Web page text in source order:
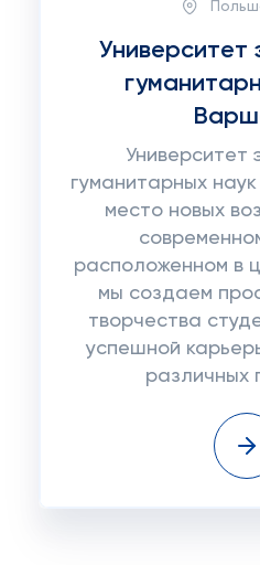
Университет
Университет
гуманитарных
место новых
расположенном в
мы создаем
творчества
успешной
различных